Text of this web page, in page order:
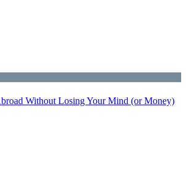
Without Losing Your Mind (or Money)